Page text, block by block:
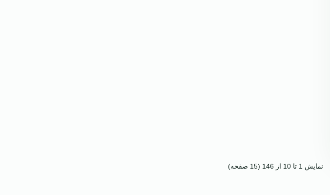
نمایش 1 تا 10 از 146 (15 صفحه)